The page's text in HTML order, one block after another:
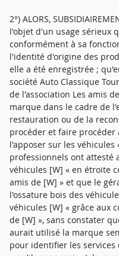
2°) ALORS,
l'objet d'un usage sérieux
conformément à sa
l'identité d'origine des
elle a été enregistrée ;
société Auto Classique
de l'association Les amis
marque dans le cadre de
restauration ou de la
procéder et faire
l'apposer sur les véhicules
professionnels ont attesté
véhicules [W] « en étroite
amis de [W] » et que le
l'ossature bois des
véhicules [W] « grâce aux
de [W] », sans constater
aurait utilisé la marque
pour identifier les